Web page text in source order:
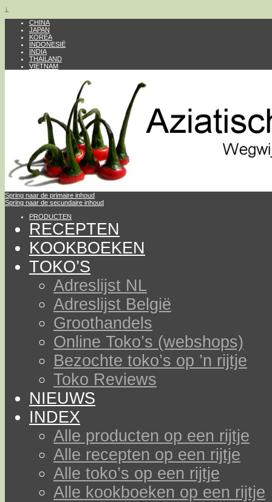
↓
CHINA
JAPAN
KOREA
INDONESIË
INDIA
THAILAND
VIETNAM
Spring naar de primaire inhoud
Spring naar de secundaire inhoud
PRODUCTEN
RECEPTEN
KOOKBOEKEN
TOKO’S
Adreslijst NL
Adreslijst België
Groothandels
Online Toko’s (webshops)
Bezochte toko’s op ’n rijtje
Toko Reviews
NIEUWS
INDEX
Alle producten op een rijtje
Alle recepten op een rijtje
Alle toko’s op een rijtje
Alle kookboeken op een rijtje